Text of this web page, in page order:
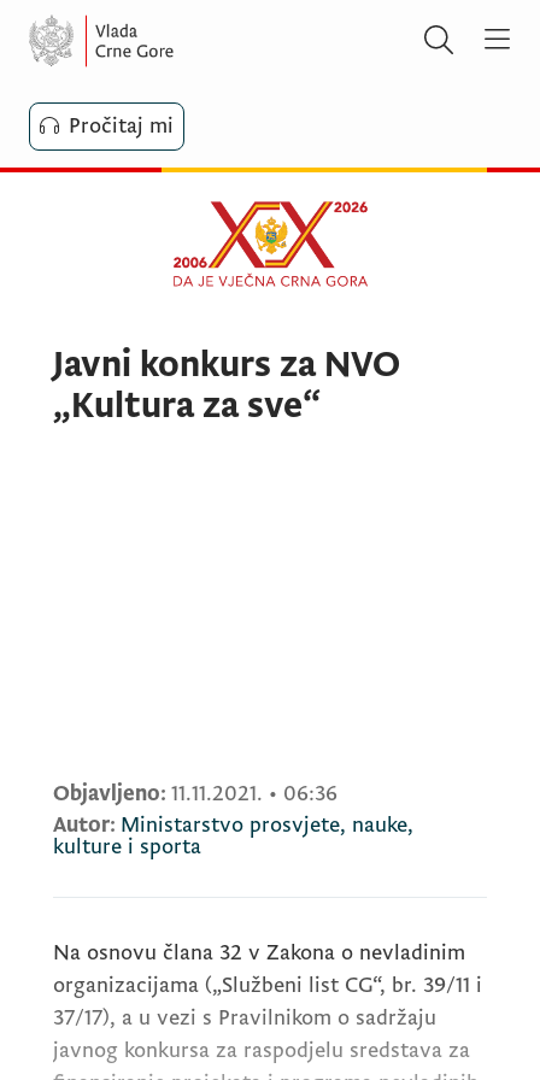
Pročitaj mi
Javni konkurs za NVO
„Kultura za sve“
Objavljeno: 11.11.2021. • 06:36
Autor: Ministarstvo prosvjete, nauke,
kulture i sporta
Na osnovu člana 32 v Zakona o nevladinim
organizacijama („Službeni list CG“, br. 39/11 i
37/17), a u vezi s Pravilnikom o sadržaju
javnog konkursa za raspodjelu sredstava za